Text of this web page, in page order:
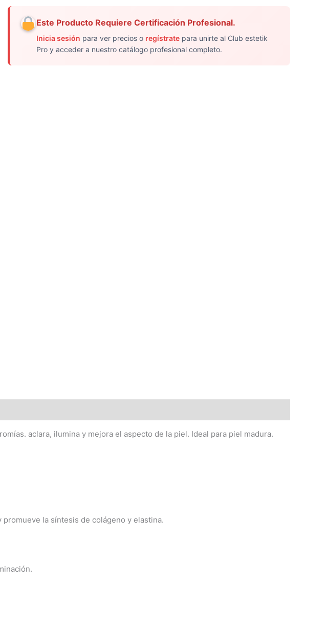
Este Producto Requiere Certificación Profesional.
Inicia sesión para ver precios o regístratepara unirte al Club estetik
Pro y acceder a nuestro catálogo profesional completo.
aclara, ilumina y mejora el aspecto de la piel. Ideal para piel madura.
la síntesis de colágeno y elastina.